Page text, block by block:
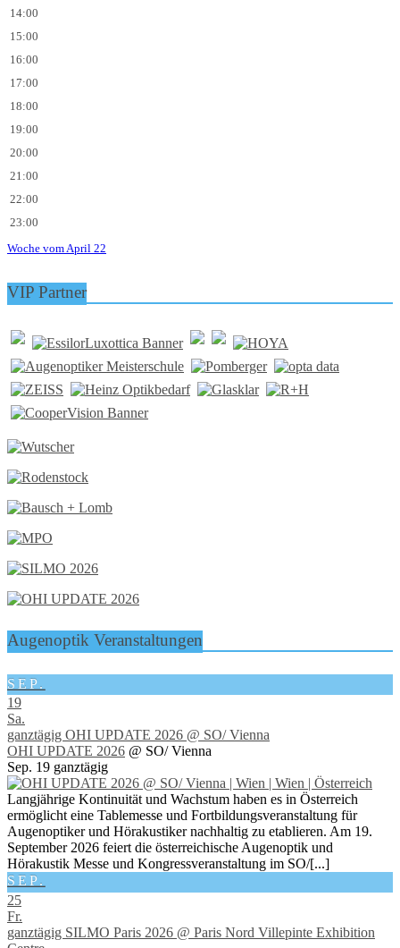
14:00
15:00
16:00
17:00
18:00
19:00
20:00
21:00
22:00
23:00
Woche vom April 22
VIP Partner
Augenoptik Veranstaltungen
SEP.
19
Sa.
ganztägig OHI UPDATE 2026 @ SO/ Vienna
OHI UPDATE 2026 @ SO/ Vienna
Sep. 19 ganztägig
Langjährige Kontinuität und Wachstum haben es in Österreich
ermöglicht eine Tablemesse und Fortbildungsveranstaltung für
Augenoptiker und Hörakustiker nachhaltig zu etablieren. Am 19.
September 2026 feiert die österreichische Augenoptik und
Hörakustik Messe und Kongressveranstaltung im SO/[...]
SEP.
25
Fr.
ganztägig SILMO Paris 2026 @ Paris Nord Villepinte Exhibition